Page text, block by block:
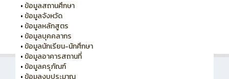
• ข้อมูลสถานศึกษา
• ข้อมูลจังหวัด
• ข้อมูลหลักสูตร
• ข้อมูลบุคคลากร
• ข้อมูลนักเรียน-นักศึกษา
• ข้อมูลอาคารสถานที่
• ข้อมูลครุภัณฑ์